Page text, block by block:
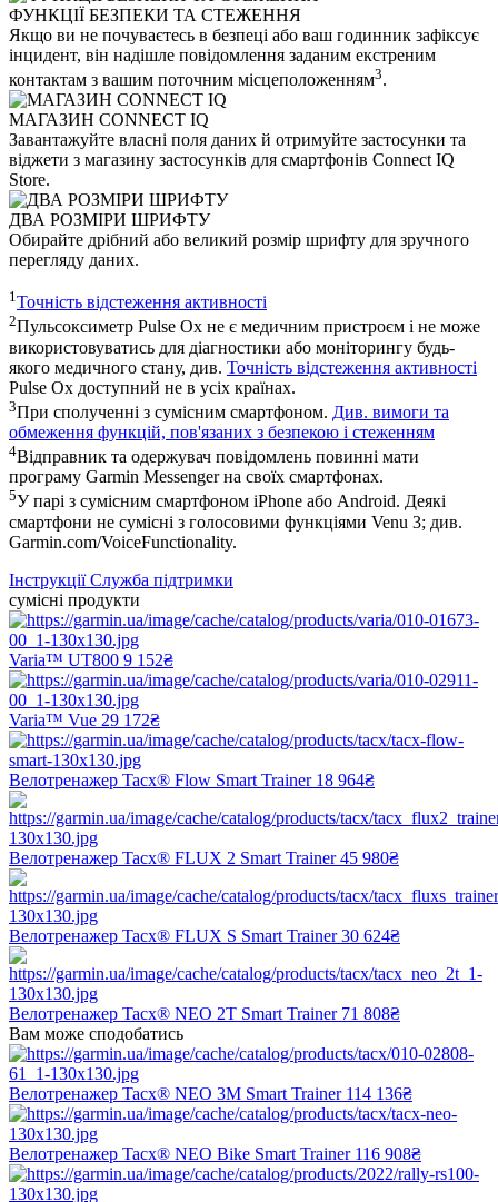
ФУНКЦІЇ БЕЗПЕКИ ТА СТЕЖЕННЯ
Якщо ви не почуваєтесь в безпеці або ваш годинник зафіксує
інцидент, він надішле повідомлення заданим екстреним
контактам з вашим поточним місцеположенням3.
МАГАЗИН CONNECT IQ
Завантажуйте власні поля даних й отримуйте застосунки та
віджети з магазину застосунків для смартфонів Connect IQ
Store.
ДВА РОЗМІРИ ШРИФТУ
Обирайте дрібний або великий розмір шрифту для зручного
перегляду даних.
1 Точність відстеження активності
2Пульсоксиметр Pulse Ox не є медичним пристроєм і не може
використовуватись для діагностики або моніторингу будь-
якого медичного стану, див. Точність відстеження активності
Pulse Ox доступний не в усіх країнах.
3При сполученні з сумісним смартфоном. Див. вимоги та
обмеження функцій, пов'язаних з безпекою і стеженням
4Відправник та одержувач повідомлень повинні мати
програму Garmin Messenger на своїх смартфонах.
5У парі з сумісним смартфоном iPhone або Android. Деякі
смартфони не сумісні з голосовими функціями Venu 3; див.
Garmin.com/VoiceFunctionality.
Інструкції Служба підтримки
сумісні продукти
Varia™ UT800 9 152₴
Varia™ Vue 29 172₴
Велотренажер Tacx® Flow Smart Trainer 18 964₴
Велотренажер Tacx® FLUX 2 Smart Trainer 45 980₴
Велотренажер Tacx® FLUX S Smart Trainer 30 624₴
Велотренажер Tacx® NEO 2T Smart Trainer 71 808₴
Вам може сподобатись
Велотренажер Tacx® NEO 3M Smart Trainer 114 136₴
Велотренажер Tacx® NEO Bike Smart Trainer 116 908₴